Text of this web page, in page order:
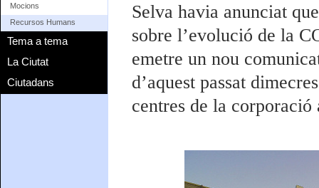
Mocions
Recursos Humans
Tema a tema
La Ciutat
Ciutadans
Selva havia anunciat
sobre l’evolució de la
emetre un nou
d’aquest passat
centres de la corporació